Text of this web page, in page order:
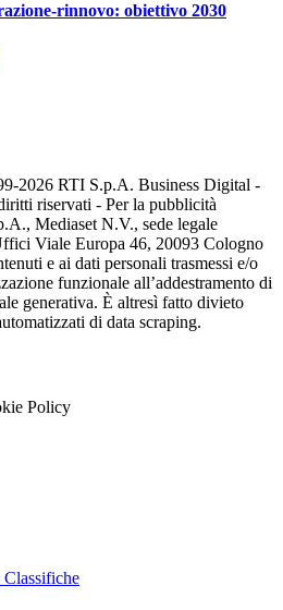
rinnovo: obiettivo 2030
2026 RTI S.p.A. Business Digital -
riservati - Per la pubblicità
Mediaset N.V., sede legale
Viale Europa 46, 20093 Cologno
e ai dati personali trasmessi e/o
funzionale all’addestramento di
generativa. È altresì fatto divieto
di data scraping.
Policy